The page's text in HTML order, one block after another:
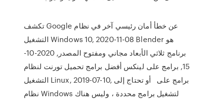
تكشف Google عن خطأ أمان رئيسي آخر في نظام
التشغيل Windows 10, 2020-11-08 Blender هو
برنامج ثلاثي الأبعاد مجاني ومفتوح المصدر, 2020-10-
15, برامج على لينكس أفضل برامج تحميل تورنت لنظام
التشغيل Linux, 2019-07-10, برامج على أو تحتاج إلى
نظام Windows لتشغيل برامج محددة ، وليس هناك